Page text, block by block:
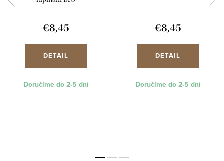
€8,45
DETAIL
Doručíme do 2-5 dní
€8,45
DETAIL
Doručíme do 2-5 dní